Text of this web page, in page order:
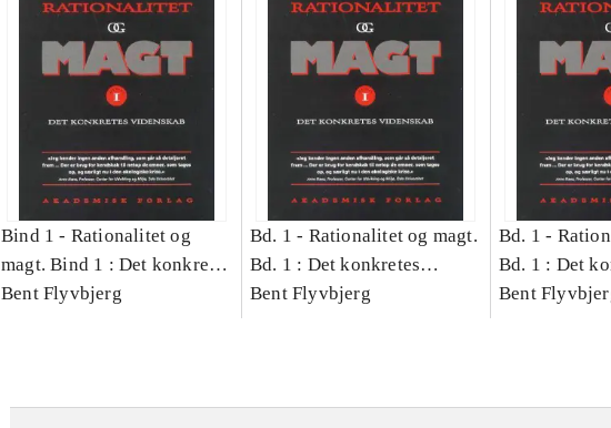
Bind 1 - Rationalitet og
magt. Bind 1 : Det konkretes
videnskab
Bent Flyvbjerg
Bd. 1 - Rationalitet og magt.
Bd. 1 : Det konkretes
videnskab
Bent Flyvbjerg
Bd. 1 -
Bd. 1 : Det
videnskab
Bent